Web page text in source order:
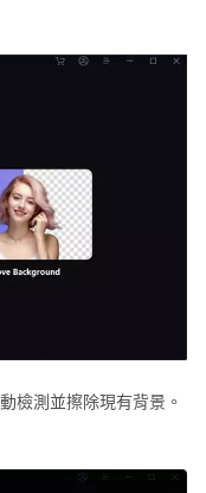
檢測並擦除現有背景。